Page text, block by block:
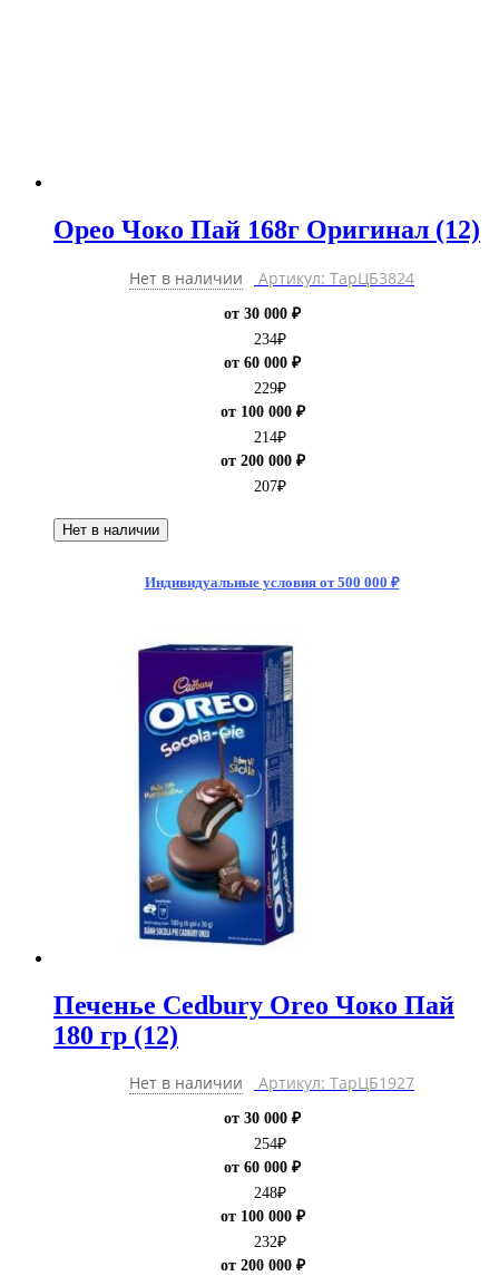
Орео Чоко Пай 168г Оригинал (12)
Нет в наличии Артикул: ТарЦБ3824
от 30 000 ₽
234₽
от 60 000 ₽
229₽
от 100 000 ₽
214₽
от 200 000 ₽
207₽
Нет в наличии
Индивидуальные условия от 500 000 ₽
Печенье Cedbury Oreo Чоко Пай
180 гр (12)
Нет в наличии Артикул: ТарЦБ1927
от 30 000 ₽
254₽
от 60 000 ₽
248₽
от 100 000 ₽
232₽
от 200 000 ₽